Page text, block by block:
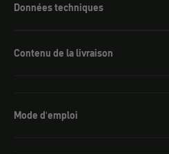
Données techniques
Contenu de la livraison
Mode d'emploi